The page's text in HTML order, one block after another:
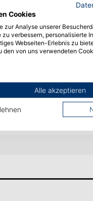
and Business
Dozent mitwirken.
Vorheriger
Cookies
zur Analyse unserer
zu verbessern, personalisierte
Webseiten-Erlebnis zu
den von uns verwendeten
Alle akzeptieren